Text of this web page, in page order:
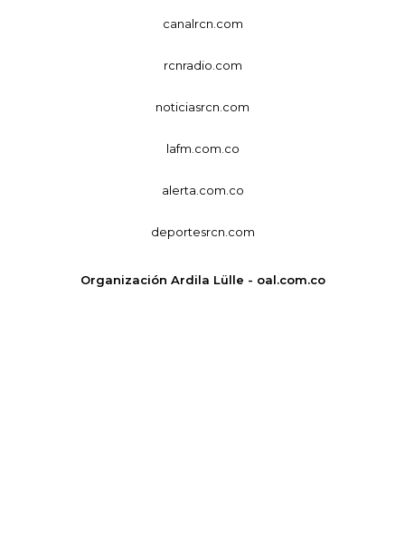
canalrcn.com
rcnradio.com
noticiasrcn.com
lafm.com.co
alerta.com.co
deportesrcn.com
Organización Ardila Lülle - oal.com.co